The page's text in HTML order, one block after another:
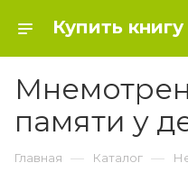
памяти у
Главная — Каталог —